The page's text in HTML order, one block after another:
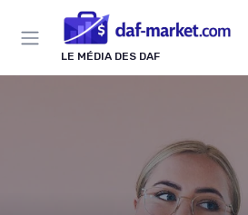
LE MÉDIA DES DAF
Panneau de gestion des cookies